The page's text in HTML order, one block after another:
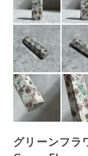
グリーンフラ